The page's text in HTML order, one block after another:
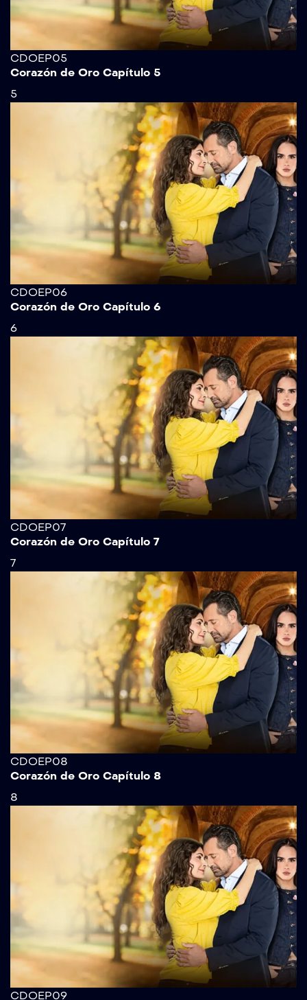
CDOEP05
Corazón de Oro Capítulo 5
5
CDOEP06
Corazón de Oro Capítulo 6
6
CDOEP07
Corazón de Oro Capítulo 7
7
CDOEP08
Corazón de Oro Capítulo 8
8
CDOEP09